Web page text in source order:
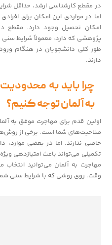
اما در مواردی این امکان برای
امکان تحصیل وجود دارد. مقطع
پژوهشی که دارد، معمولاً شرایط سنی
دارند.
چرا باید به
به آلمان توجه کنیم؟
اولین قدم برای مهاجرت موفق به
صلاحیت‌های شما است. برخی از
خاصی ندارند. اما در بعضی موارد،
تکمیلی می‌تواند باعث امتیازدهی
مهاجرت به آلمان می‌توانید
وقت، روی روشی که با شرایط سنی شما